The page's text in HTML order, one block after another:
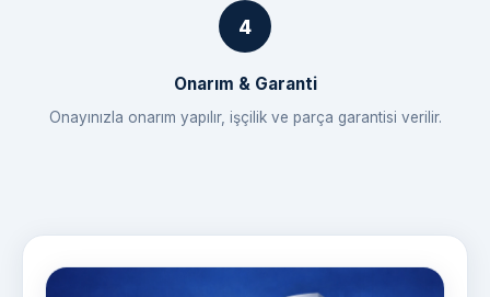
Onarım & Garanti
Onayınızla onarım yapılır, işçilik ve parça garantisi verilir.